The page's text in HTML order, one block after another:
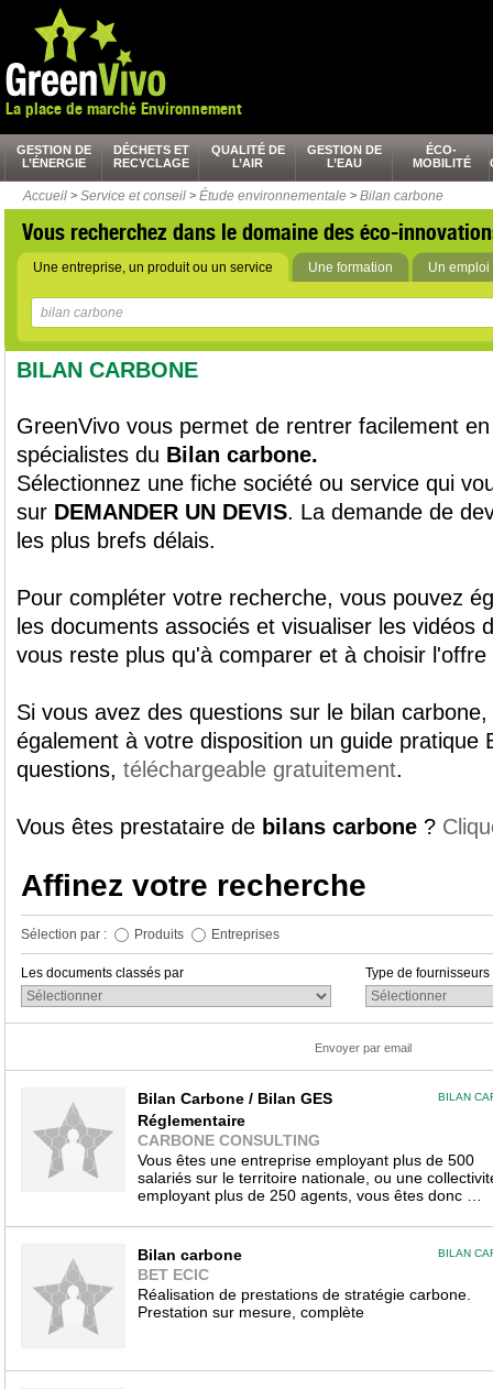
La place de marché Environnement
GESTION DE
L’ÉNERGIE
DÉCHETS ET
RECYCLAGE
QUALITÉ DE
L’AIR
GESTION DE
L’EAU
ÉCO-
MOBILITÉ
Accueil > Service et conseil > Étude environnementale > Bilan carbone
Vous recherchez dans le domaine des éco-
Une entreprise, un produit ou un service Une formation Un emploi
BILAN CARBONE
GreenVivo vous permet de rentrer facilement
spécialistes du Bilan carbone.
Sélectionnez une fiche société ou service qui
sur DEMANDER UN DEVIS. La demande de
les plus brefs délais.
Pour compléter votre recherche, vous pouvez
les documents associés et visualiser les vidéos
vous reste plus qu'à comparer et à choisir
Si vous avez des questions sur le bilan
également à votre disposition un guide pratique
questions, téléchargeable gratuitement.
Vous êtes prestataire de bilans carbone?
Affinez votre recherche
Sélection par : Produits Entreprises
Les documents classés par Type de fournisseurs
Envoyer par email
BILAN
Bilan Carbone / Bilan GES
Réglementaire
CARBONE CONSULTING
Vous êtes une entreprise employant plus de 500
salariés sur le territoire nationale, ou une
employant plus de 250 agents, vous êtes donc …
BILAN
Bilan carbone
BET ECIC
Réalisation de prestations de stratégie carbone.
Prestation sur mesure, complète